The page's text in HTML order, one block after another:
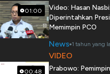
01:00
Video: Hasan
Diperintahkan
Memimpin PCO
News 1 tahun yang
00:48
VIDEO
Prabowo: